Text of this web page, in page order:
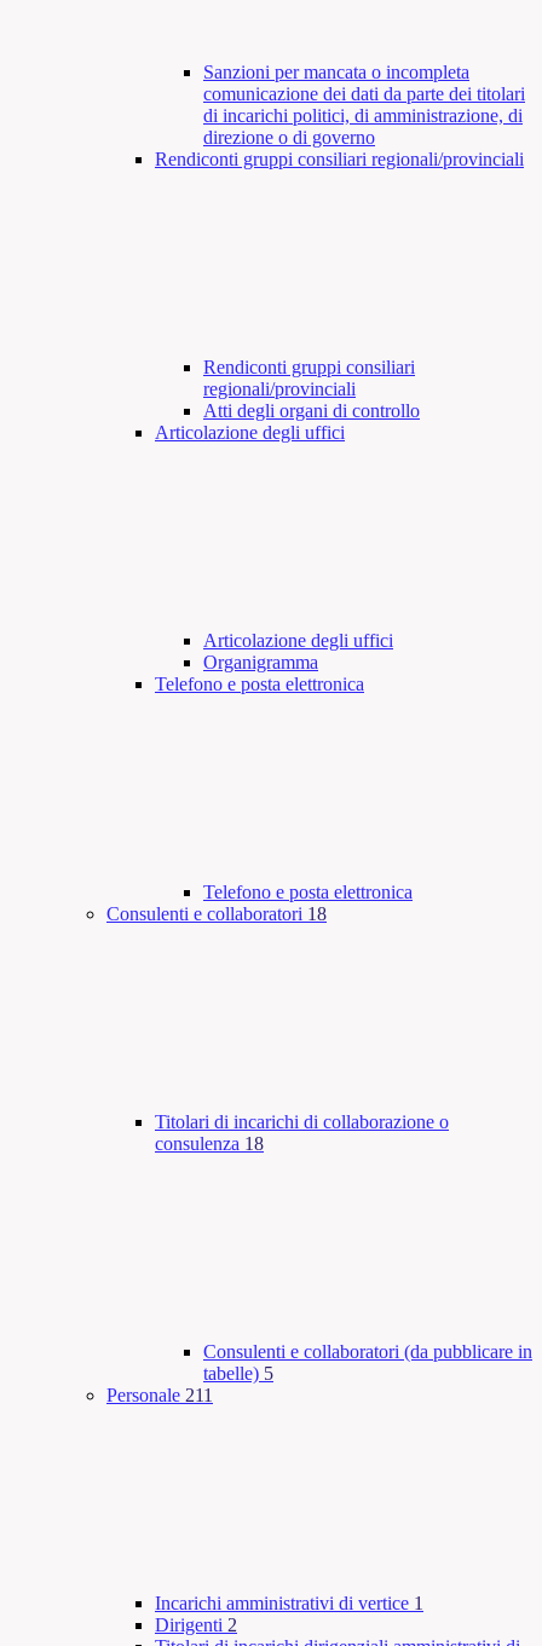
Sanzioni per mancata o incompleta
comunicazione dei dati da parte dei titolari
di incarichi politici, di amministrazione, di
direzione o di governo
Rendiconti gruppi consiliari regionali/provinciali
Rendiconti gruppi consiliari
regionali/provinciali
Atti degli organi di controllo
Articolazione degli uffici
Articolazione degli uffici
Organigramma
Telefono e posta elettronica
Telefono e posta elettronica
Consulenti e collaboratori 18
Titolari di incarichi di collaborazione o
consulenza 18
Consulenti e collaboratori (da pubblicare in
tabelle) 5
Personale 211
Incarichi amministrativi di vertice 1
Dirigenti 2